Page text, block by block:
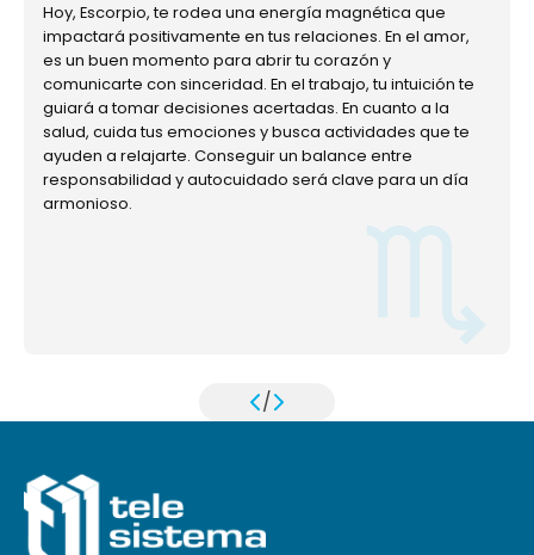
Hoy, Escorpio, te rodea una energía magnética que
impactará positivamente en tus relaciones. En el amor,
es un buen momento para abrir tu corazón y
comunicarte con sinceridad. En el trabajo, tu intuición te
guiará a tomar decisiones acertadas. En cuanto a la
salud, cuida tus emociones y busca actividades que te
ayuden a relajarte. Conseguir un balance entre
responsabilidad y autocuidado será clave para un día
armonioso.
/